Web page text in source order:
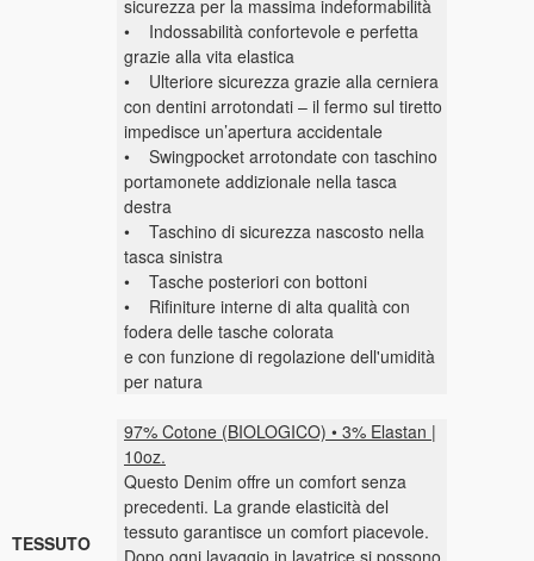
sicurezza per la massima indeformabilità
• Indossabilità confortevole e perfetta
grazie alla vita elastica
• Ulteriore sicurezza grazie alla cerniera
con dentini arrotondati – il fermo sul tiretto
impedisce un’apertura accidentale
• Swingpocket arrotondate con taschino
portamonete addizionale nella tasca
destra
• Taschino di sicurezza nascosto nella
tasca sinistra
• Tasche posteriori con bottoni
• Rifiniture interne di alta qualità con
fodera delle tasche colorata
e con funzione di regolazione dell'umidità
per natura
TESSUTO
97% Cotone (BIOLOGICO) • 3% Elastan |
10oz.
Questo Denim offre un comfort senza
precedenti. La grande elasticità del
tessuto garantisce un comfort piacevole.
Dopo ogni lavaggio in lavatrice si possono